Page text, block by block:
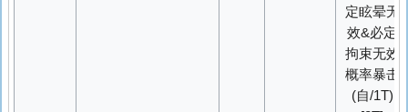
定眩晕无
效&必定
拘束无效
概率暴击
(自/1T)